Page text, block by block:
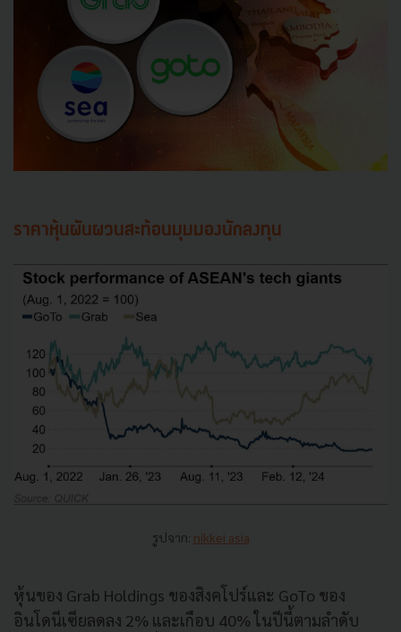
ราคาหุ้นผันผวนสะท้อนมุมมองนักลงทุน
รูปจาก: nikkei asia
หุ้นของ Grab Holdings ของสิงคโปร์และ GoTo ของ
อินโดนีเซียลดลง 2% และเกือบ 40% ในปีนี้ตามลำดับ